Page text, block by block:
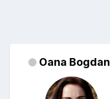
Oana Bogdan